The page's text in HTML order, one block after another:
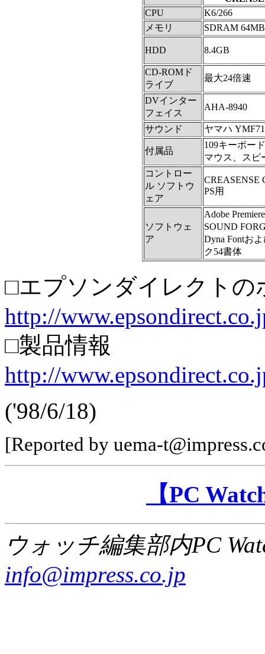
CPU
K6/266
メモリ
SDRAM 64MB
HDD 8.4GB
CD-ROMド
ライブ
最大24倍速
DVインター
フェイス
AHA-8940
サウンド ヤマハ
付属品
109キーボー
マウス、スピ
コントロー
ル ソフトウ
ェア
CREASENSE
PS用
ソフトウェ
ア
Adobe
SOUND
Dyna Fontお
ク54書体
□エプソンダイレクトの
http://
□製品情報
http://
('98/6/18)
[Reported by uema-
【PC
ウォッチ編集部内PC
info@impress.co.jp